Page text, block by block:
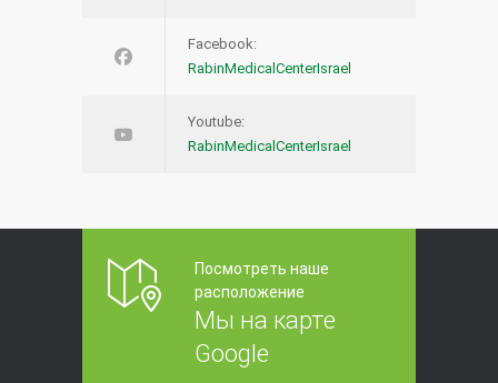
Facebook:
RabinMedicalCenterIsrael
Youtube:
RabinMedicalCenterIsrael
Посмотреть наше
расположение
Мы на карте
Google